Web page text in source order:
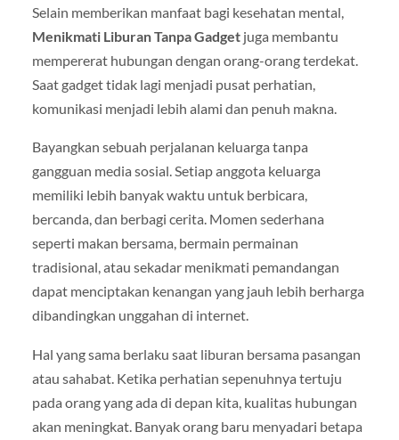
Selain memberikan manfaat bagi kesehatan mental,
Menikmati Liburan Tanpa Gadgetjuga membantu
mempererat hubungan dengan orang-orang terdekat.
Saat gadget tidak lagi menjadi pusat perhatian,
komunikasi menjadi lebih alami dan penuh makna.
Bayangkan sebuah perjalanan keluarga tanpa
gangguan media sosial. Setiap anggota keluarga
memiliki lebih banyak waktu untuk berbicara,
bercanda, dan berbagi cerita. Momen sederhana
seperti makan bersama, bermain permainan
tradisional, atau sekadar menikmati pemandangan
dapat menciptakan kenangan yang jauh lebih berharga
dibandingkan unggahan di internet.
Hal yang sama berlaku saat liburan bersama pasangan
atau sahabat. Ketika perhatian sepenuhnya tertuju
pada orang yang ada di depan kita, kualitas hubungan
akan meningkat. Banyak orang baru menyadari betapa